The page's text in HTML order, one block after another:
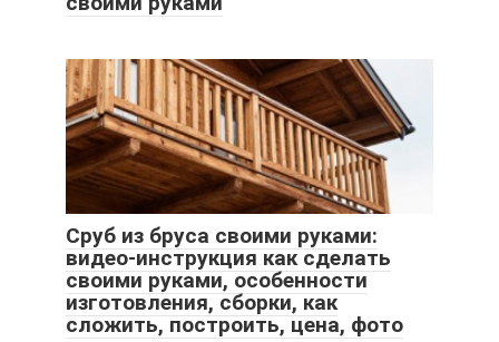
Сруб из бруса своими руками:
видео-инструкция как сделать
своими руками, особенности
изготовления, сборки, как
сложить, построить, цена, фото